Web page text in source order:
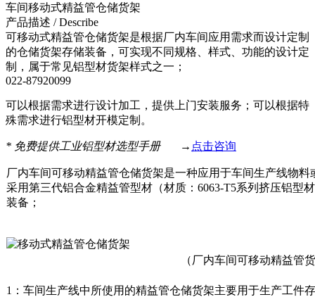
车间移动式精益管仓储货架
产品描述 / Describe
可移动式精益管仓储货架是根据厂内车间应用需求而设计定制
的仓储货架存储装备，可实现不同规格、样式、功能的设计定
制，属于常见铝型材货架样式之一；
022-87920099
可以根据需求进行设计加工，提供上门安装服务；可以根据特
殊需求进行铝型材开模定制。
* 免费提供工业铝型材选型手册 → 点击咨询
厂内车间可移动精益管仓储货架是一种应用于车间生产线物
采用第三代铝合金精益管型材（材质：6063-T5系列挤压铝型
装备；
（厂内车间可移动精益管
1：车间生产线中所使用的精益管仓储货架主要用于生产工件